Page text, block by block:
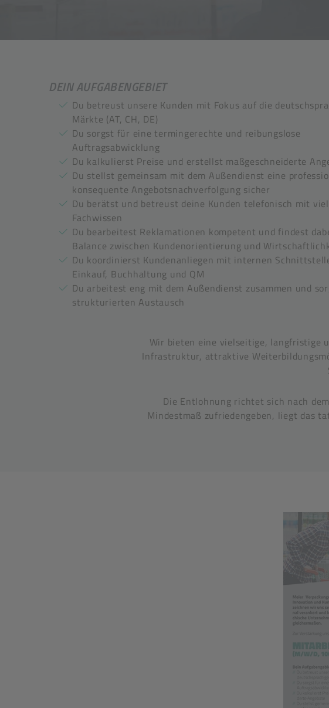
DEIN AUFGABENGEBIET
Du betreust unsere Kunden mit Fokus auf die
Märkte (AT, CH, DE)
Du sorgst für eine termingerechte und reibungslose
Auftragsabwicklung
Du kalkulierst Preise und erstellst maßgeschneiderte
Du stellst gemeinsam mit dem Außendienst eine
konsequente Angebotsnachverfolgung sicher
Du berätst und betreust deine Kunden telefonisch mit
Fachwissen
Du bearbeitest Reklamationen kompetent und findest
Balance zwischen Kundenorientierung und
Du koordinierst Kundenanliegen mit internen
Einkauf, Buchhaltung und QM
Du arbeitest eng mit dem Außendienst zusammen und
strukturierten Austausch
Wir bieten eine vielseitige, langfristige
Infrastruktur, attraktive
Die Entlohnung richtet sich nach
Mindestmaß zufriedengeben, liegt das